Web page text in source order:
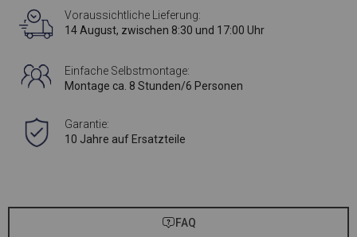
Voraussichtliche Lieferung:
14 August, zwischen 8:30 und 17:00 Uhr
Einfache Selbstmontage:
Montage ca. 8 Stunden/6 Personen
Garantie:
10 Jahre auf Ersatzteile
FAQ